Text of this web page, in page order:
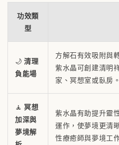
功效類
型
🌙清理
負能場
方解石有效吸附與
紫水晶可創建清明
家、冥想室或臥房。
🧘 冥想
加深與
夢境解
紫水晶有助提升靈
運作，使夢境更清
性療癒師與夢境工